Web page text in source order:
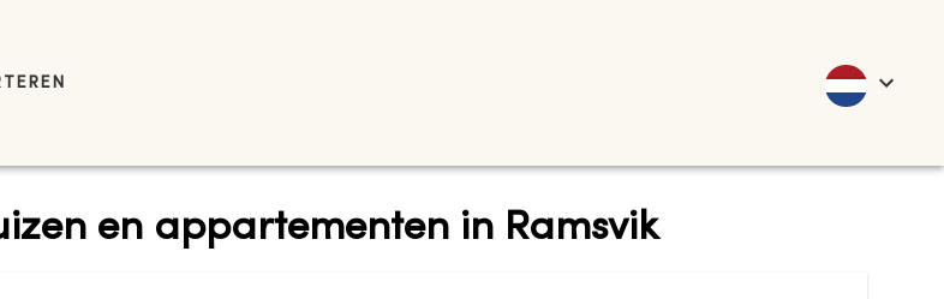
en appartementen in Ramsvik